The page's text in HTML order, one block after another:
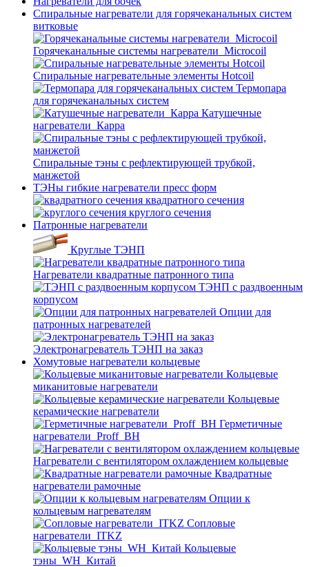
Спиральные нагреватели для горячеканальных систем
витковые
Горячеканальные системы нагреватели_Microcoil
Спиральные нагревательные элементы Hotcoil
Термопара
для горячеканальных систем
Катушечные
нагреватели_Карра
Спиральные тэны с рефлектирующей трубкой,
манжетой
ТЭНы гибкие нагреватели пресс форм
квадратного сечения
круглого сечения
Патронные нагреватели
Круглые ТЭНП
Нагреватели квадратные патронного типа
ТЭНП с раздвоенным
корпусом
Опции для
патронных нагревателей
Электронагреватель ТЭНП на заказ
Хомутовые нагреватели кольцевые
Кольцевые
миканитовые нагреватели
Кольцевые
керамические нагреватели
Герметичные
нагреватели_Proff_BH
Нагреватели с вентилятором охлаждением кольцевые
Квадратные
нагреватели рамочные
Опции к
кольцевым нагревателям
Cопловые
нагреватели_ITKZ
Кольцевые
тэны_WH_Китай